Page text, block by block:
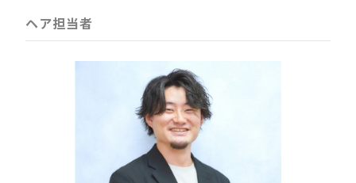
ヘア担当者